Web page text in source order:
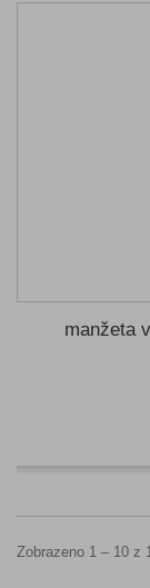
manžeta
Zobrazeno 1 – 10 z